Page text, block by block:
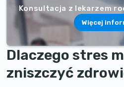
Dlaczego stres
zniszczyć
Konsultacja z lekarzem
Więcej